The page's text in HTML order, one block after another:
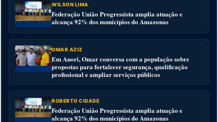
WILSON LIMA
Federação União Progressista amplia atuação e
alcança 92% dos municípios do Amazonas
OMAR AZIZ
Em Anori, Omar conversa com a população sobre
propostas para fortalecer segurança, qualificação
profissional e ampliar serviços públicos
ROBERTO CIDADE
Federação União Progressista amplia atuação e
alcança 92% dos municípios do Amazonas